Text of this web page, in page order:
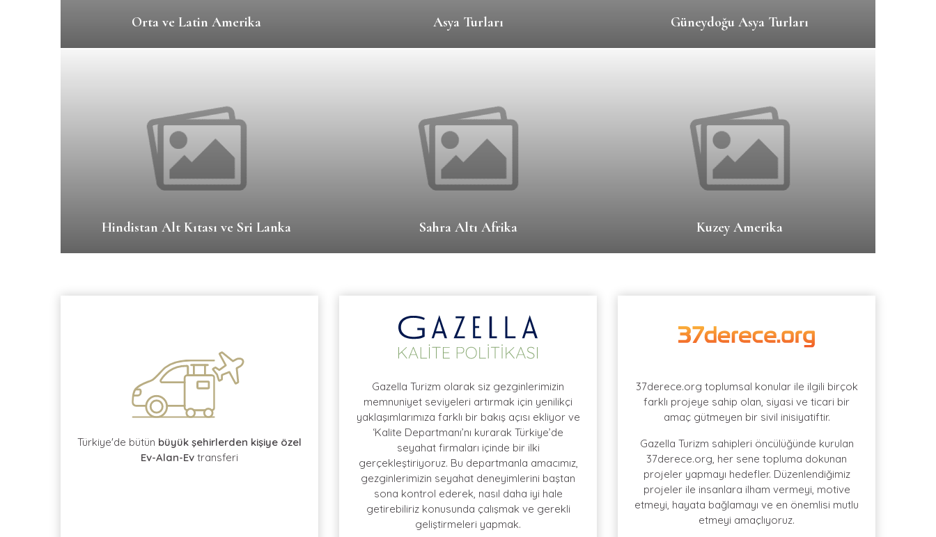
Orta ve Latin Amerika Asya Turları Güneydoğu Asya Turları
Hindistan Alt Kıtası ve Sri Lanka Sahra Altı Afrika Kuzey Amerika
Türkiye'de bütün büyük şehirlerden kişiye özel
Ev-Alan-Ev transferi
Tur dönüşü yapmış olduğumuz sıcak anketler
%96 müşteri memnuniyeti
müşteritavsiye oranı
Türk Hava Yolları ile engeniş protokolkontratı Türkiye'de bütünbüyük
Ev-Alan-Ev
Gazella Turizm olarak siz gezginlerimizin
memnuniyet seviyeleri artırmak için yenilikçi
yaklaşımlarımıza farklı bir bakış açısı ekliyor ve
‘Kalite Departmanı’nı kurarak Türkiye’de
seyahat firmaları içinde bir ilki
gerçekleştiriyoruz. Bu departmanla amacımız,
gezginlerimizin seyahat deneyimlerini baştan
sona kontrol ederek, nasıl daha iyi hale
getirebiliriz konusunda çalışmak ve gerekli
geliştirmeleri yapmak.
37derece.org toplumsal konular ile ilgili birçok
farklı projeye sahip olan, siyasi ve ticari bir
amaç gütmeyen bir sivil inisiyatiftir.
Gazella Turizm sahipleri öncülüğünde kurulan
37derece.org, her sene topluma dokunan
projeler yapmayı hedefler. Düzenlendiğimiz
projeler ile insanlara ilham vermeyi, motive
etmeyi, hayata bağlamayı ve en önemlisi mutlu
etmeyi amaçlıyoruz.